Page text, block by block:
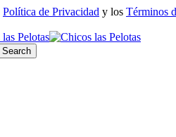
Política de Privacidad y los Términos